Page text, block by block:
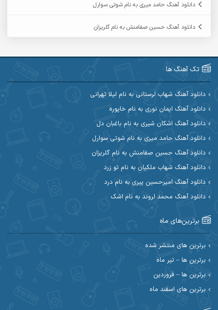
آرین صیادی
آرین مریدی
آوات بوکانی
آیت احمدنژاد
ابراهیم شمس ابوالحسن جاویدان
ابی حسینی
احسان آیینفر احسان اصغری
احسان امیدوار
احسان حیدری احسان دریادل
احسان رمضانی احسان علیانی
احسان کریمی احسان کمری
دانلود آهنگ حامد میری به نام شوتی سوارل
دانلود آهنگ حسین صفامنش به نام گلریزان
تک آهنگ ها
دانلود آهنگ شهاب لرستانی به نام لیلا تهرانی
دانلود آهنگ ایمان نوری به نام خاپوره
دانلود آهنگ اشکان شیری به نام باغبان دل
دانلود آهنگ حامد میری به نام شوتی سوارل
دانلود آهنگ حسین صفامنش به نام گلریزان
دانلود آهنگ شهاب ملکیان به نام تو زرد
دانلود آهنگ امیرحسین پیری به نام درد
دانلود آهنگ محمد لروند به نام اشک
برترین‌های ماه
برترین های منتشر شده
برترین ها – تیر ماه
برترین ها – فروردین
برترین های اسفند ماه